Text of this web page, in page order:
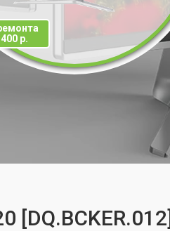
р.
[DQ.BCKER.012]